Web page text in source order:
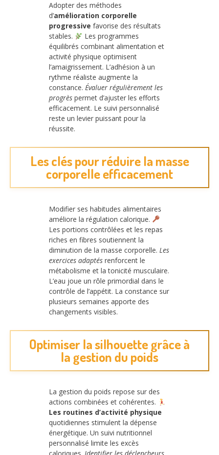
Adopter des méthodes
d’amélioration corporelle
progressive favorise des résultats
stables.
Les programmes
équilibrés combinant alimentation et
activité physique optimisent
l’amaigrissement. L’adhésion à un
rythme réaliste augmente la
constance. Évaluer régulièrement les
progrès permet d’ajuster les efforts
efficacement. Le suivi personnalisé
reste un levier puissant pour la
réussite.
Les clés pour réduire la masse
corporelle efficacement
Modifier ses habitudes alimentaires
améliore la régulation calorique.
Les portions contrôlées et les repas
riches en fibres soutiennent la
diminution de la masse corporelle. Les
exercices adaptés renforcent le
métabolisme et la tonicité musculaire.
L’eau joue un rôle primordial dans le
contrôle de l’appétit. La constance sur
plusieurs semaines apporte des
changements visibles.
Optimiser la silhouette grâce à
la gestion du poids
La gestion du poids repose sur des
actions combinées et cohérentes.
Les routines d’activité physique
quotidiennes stimulent la dépense
énergétique. Un suivi nutritionnel
personnalisé limite les excès